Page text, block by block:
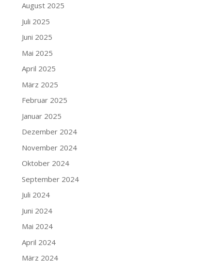
August 2025
Juli 2025
Juni 2025
Mai 2025
April 2025
März 2025
Februar 2025
Januar 2025
Dezember 2024
November 2024
Oktober 2024
September 2024
Juli 2024
Juni 2024
Mai 2024
April 2024
März 2024